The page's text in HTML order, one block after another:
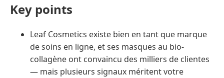
Key points
Leaf Cosmetics existe bien en tant que marque
de soins en ligne, et ses masques au bio-
collagène ont convaincu des milliers de clientes
— mais plusieurs signaux méritent votre